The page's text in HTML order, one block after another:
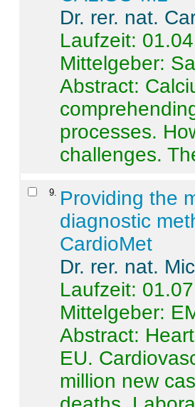
Dr. rer. nat.
Laufzeit:
Mittelgeber:
Abstract:
processes.
challenges.
9
Providing the
diagnostic
CardioMet
Dr. rer. nat.
Laufzeit:
Mittelgeber:
Abstract:
EU.
million new